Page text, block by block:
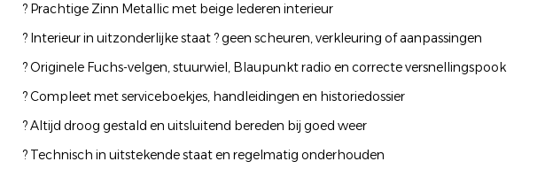
? Prachtige Zinn Metallic met beige lederen interieur
? Interieur in uitzonderlijke staat ? geen scheuren, verkleuring of aanpassingen
? Originele Fuchs-velgen, stuurwiel, Blaupunkt radio en correcte versnellingspook
? Compleet met serviceboekjes, handleidingen en historiedossier
? Altijd droog gestald en uitsluitend bereden bij goed weer
? Technisch in uitstekende staat en regelmatig onderhouden